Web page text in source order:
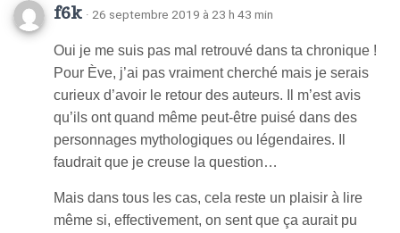
f6k · 26 septembre 2019 à 23 h 43 min
Oui je me suis pas mal retrouvé dans ta chronique !
Pour Ève, j’ai pas vraiment cherché mais je serais
curieux d’avoir le retour des auteurs. Il m’est avis
qu’ils ont quand même peut-être puisé dans des
personnages mythologiques ou légendaires. Il
faudrait que je creuse la question…
Mais dans tous les cas, cela reste un plaisir à lire
même si, effectivement, on sent que ça aurait pu